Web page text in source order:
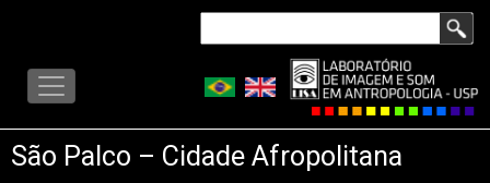
conteúdo
LISA
MENU
São Palco – Cidade Afropolitana